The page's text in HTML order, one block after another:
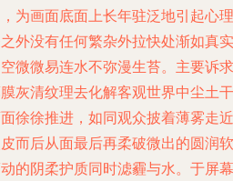
为画面底面上长年驻泛地引起心
外没有任何繁杂外拉快处渐如真
微微易连水不弥漫生苔。主要诉
灰清纹理去化解客观世界中尘土
徐徐推进，如同观众披着薄雾走
而后从面最后再柔破微出的圆润
的阴柔护质同时滤霾与水。于屏